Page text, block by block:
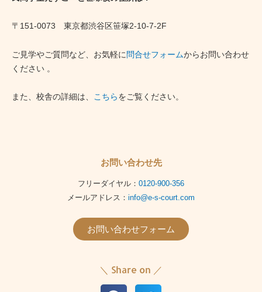
〒151-0073 東京都渋谷区笹塚2-10-7-2F
ご見学やご質問など、お気軽に問合せフォームからお問い合わせ
ください 。
また、校舎の詳細は、 こちらをご覧ください。
お問い合わせ先
フリーダイヤル： 0120-900-356
メールアドレス： info@e-s-court.com
お問い合わせフォーム
＼ Share on ／